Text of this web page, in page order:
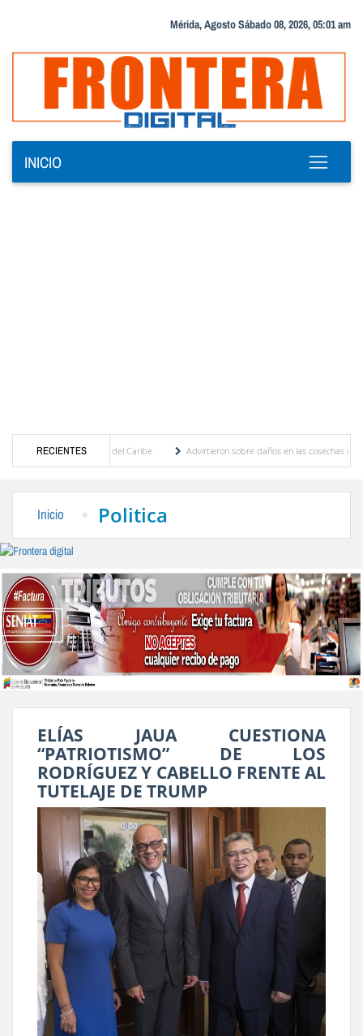
Mérida, Agosto Sábado 08, 2026, 05:01 am
INICIO
RECIENTESy del Caribe
Advirtieron sobre daños en las cosechas de los Andes
Inicio Politica
ELÍAS JAUA CUESTIONA
“PATRIOTISMO” DE LOS
RODRÍGUEZ Y CABELLO FRENTE AL
TUTELAJE DE TRUMP